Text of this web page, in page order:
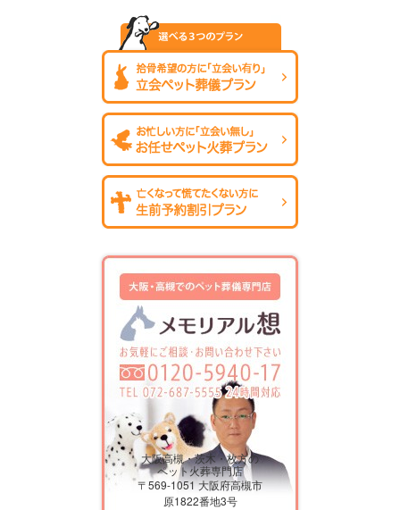
大阪高槻・茨木・枚方の
ペット火葬専門店
〒569-1051 大阪府高槻市
原1822番地3号